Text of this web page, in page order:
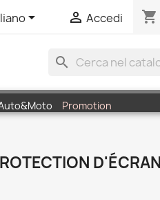
  Accedi shopping_cart
search
Promotion